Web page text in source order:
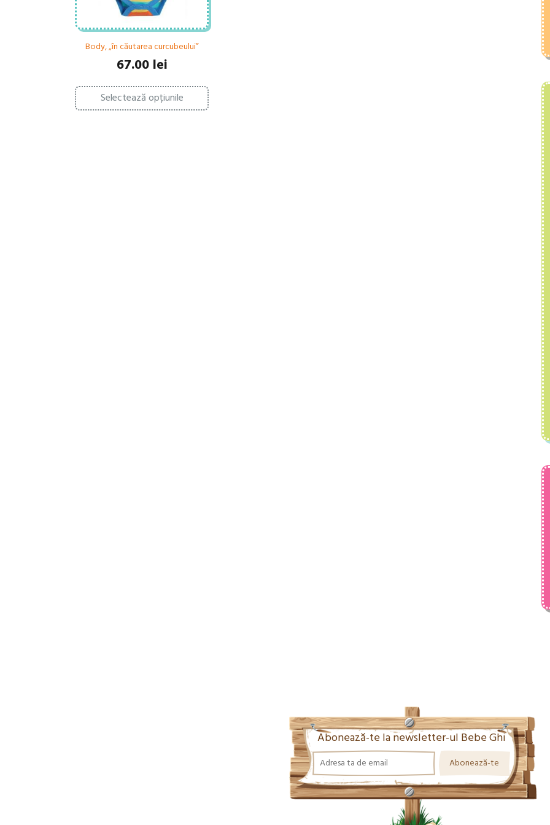
Body, „în căutarea curcubeului”
67.00 lei
Selectează opțiunile
Acest
produs
are
Abonează-te la newsletter-ul Bebe Ghi